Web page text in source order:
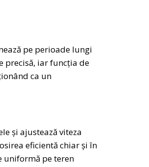
pe perioade lungi
precisă, iar funcția de
ca un
și ajustează viteza
eficientă chiar și în
uniformă pe teren